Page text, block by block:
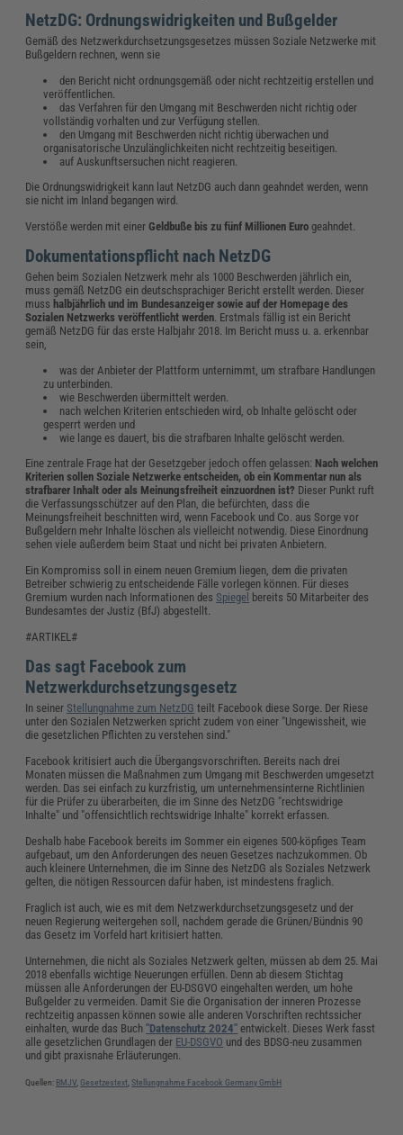
NetzDG: Ordnungswidrigkeiten und Bußgelder
Gemäß des Netzwerkdurchsetzungsgesetzes müssen Soziale Netzwerke mit
Bußgeldern rechnen, wenn sie
den Bericht nicht ordnungsgemäß oder nicht rechtzeitig erstellen und
veröffentlichen.
das Verfahren für den Umgang mit Beschwerden nicht richtig oder
vollständig vorhalten und zur Verfügung stellen.
den Umgang mit Beschwerden nicht richtig überwachen und
organisatorische Unzulänglichkeiten nicht rechtzeitig beseitigen.
auf Auskunftsersuchen nicht reagieren.
Die Ordnungswidrigkeit kann laut NetzDG auch dann geahndet werden, wenn
sie nicht im Inland begangen wird.
Verstöße werden mit einerGeldbuße bis zu fünf Millionen Euro geahndet.
Dokumentationspflicht nach NetzDG
Gehen beim Sozialen Netzwerk mehr als 1000 Beschwerden jährlich ein,
muss gemäß NetzDG ein deutschsprachiger Bericht erstellt werden. Dieser
muss halbjährlich und im Bundesanzeiger sowie auf der Homepage des
Sozialen Netzwerks veröffentlicht werden. Erstmals fällig ist ein Bericht
gemäß NetzDG für das erste Halbjahr 2018. Im Bericht muss u. a. erkennbar
sein,
was der Anbieter der Plattform unternimmt, um strafbare Handlungen
zu unterbinden.
wie Beschwerden übermittelt werden.
nach welchen Kriterien entschieden wird, ob Inhalte gelöscht oder
gesperrt werden und
wie lange es dauert, bis die strafbaren Inhalte gelöscht werden.
Eine zentrale Frage hat der Gesetzgeber jedoch offen gelassen: Nach welchen
Kriterien sollen Soziale Netzwerke entscheiden, ob ein Kommentar nun als
strafbarer Inhalt oder als Meinungsfreiheit einzuordnen ist? Dieser Punkt ruft
die Verfassungsschützer auf den Plan, die befürchten, dass die
Meinungsfreiheit beschnitten wird, wenn Facebook und Co. aus Sorge vor
Bußgeldern mehr Inhalte löschen als vielleicht notwendig. Diese Einordnung
sehen viele außerdem beim Staat und nicht bei privaten Anbietern.
Ein Kompromiss soll in einem neuen Gremium liegen, dem die privaten
Betreiber schwierig zu entscheidende Fälle vorlegen können. Für dieses
Gremium wurden nach Informationen desSpiegel bereits 50 Mitarbeiter des
Bundesamtes der Justiz (BfJ) abgestellt.
#ARTIKEL#
Das sagt Facebook zum
Netzwerkdurchsetzungsgesetz
In seinerStellungnahme zum NetzDG teilt Facebook diese Sorge. Der Riese
unter den Sozialen Netzwerken spricht zudem von einer "Ungewissheit, wie
die gesetzlichen Pflichten zu verstehen sind."
Facebook kritisiert auch die Übergangsvorschriften. Bereits nach drei
Monaten müssen die Maßnahmen zum Umgang mit Beschwerden umgesetzt
werden. Das sei einfach zu kurzfristig, um unternehmensinterne Richtlinien
für die Prüfer zu überarbeiten, die im Sinne des NetzDG "rechtswidrige
Inhalte" und "offensichtlich rechtswidrige Inhalte" korrekt erfassen.
Deshalb habe Facebook bereits im Sommer ein eigenes 500-köpfiges Team
aufgebaut, um den Anforderungen des neuen Gesetzes nachzukommen. Ob
auch kleinere Unternehmen, die im Sinne des NetzDG als Soziales Netzwerk
gelten, die nötigen Ressourcen dafür haben, ist mindestens fraglich.
Fraglich ist auch, wie es mit dem Netzwerkdurchsetzungsgesetz und der
neuen Regierung weitergehen soll, nachdem gerade die Grünen/Bündnis 90
das Gesetz im Vorfeld hart kritisiert hatten.
Unternehmen, die nicht als Soziales Netzwerk gelten, müssen ab dem 25. Mai
2018 ebenfalls wichtige Neuerungen erfüllen. Denn ab diesem Stichtag
müssen alle Anforderungen der EU-DSGVO eingehalten werden, um hohe
Bußgelder zu vermeiden. Damit Sie die Organisation der inneren Prozesse
rechtzeitig anpassen können sowie alle anderen Vorschriften rechtssicher
einhalten, wurde das Buch"Datenschutz 2024" entwickelt. Dieses Werk fasst
alle gesetzlichen Grundlagen der EU-DSGVO und des BDSG-neu zusammen
und gibt praxisnahe Erläuterungen.
Quellen: BMJV ,Gesetzestext ,Stellungnahme Facebook Germany GmbH